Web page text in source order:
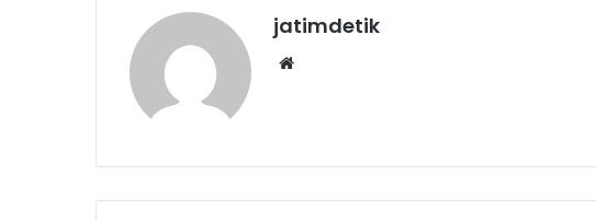
jatimdetik